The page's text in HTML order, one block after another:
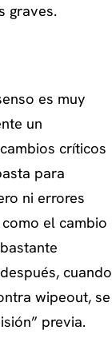
graves.
es muy
un
críticos
para
ni errores
el cambio
cuando
wipeout, se
previa.